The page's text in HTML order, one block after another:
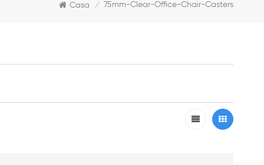
Casa / 75mm-Clear-Office-Chair-Casters